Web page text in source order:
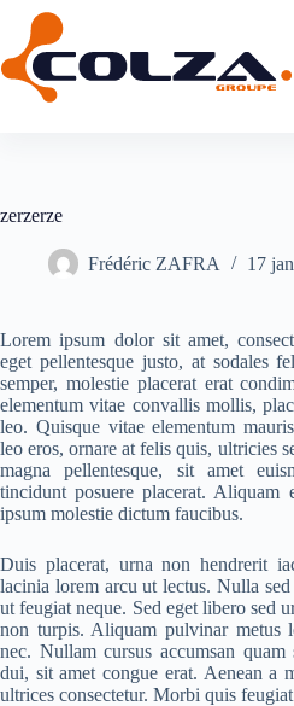
Passer
contenu
zerzerze
Frédéric ZAFRA 17
Lorem ipsum dolor sit amet,
eget pellentesque justo, at sodales
semper, molestie placerat erat
elementum vitae convallis mollis,
leo. Quisque vitae elementum
leo eros, ornare at felis quis, ultricies
magna pellentesque, sit amet
tincidunt posuere placerat. Aliquam
ipsum molestie dictum faucibus.
Duis placerat, urna non hendrerit
lacinia lorem arcu ut lectus. Nulla
ut feugiat neque. Sed eget libero sed
non turpis. Aliquam pulvinar metus
nec. Nullam cursus accumsan
dui, sit amet congue erat. Aenean a
ultrices consectetur. Morbi quis